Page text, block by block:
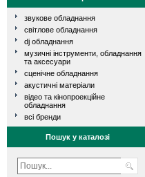
звукове обладнання
світлове обладнання
dj обладнання
музичні інструменти, обладнання
та аксесуари
сценічне обладнання
акустичні матеріали
відео та кінопроекційне
обладнання
всі бренди
Пошук у каталозі